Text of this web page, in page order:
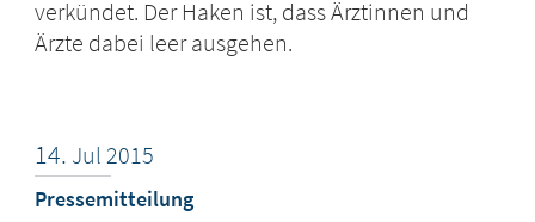
verkündet. Der Haken ist, dass Ärztinnen und
Ärzte dabei leer ausgehen.
14. Jul 2015
Pressemitteilung